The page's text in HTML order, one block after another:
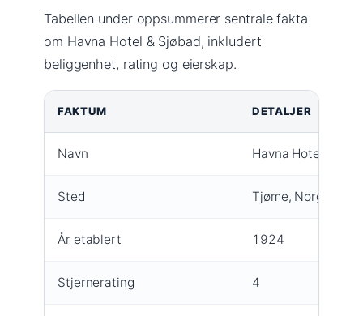
Tabellen under oppsummerer sentrale fakta
om Havna Hotel & Sjøbad, inkludert
beliggenhet, rating og eierskap.
FAKTUM DETALJER
Navn Havna Hotel &
Sted Tjøme, Norge
År etablert 1924
Stjernerating 4